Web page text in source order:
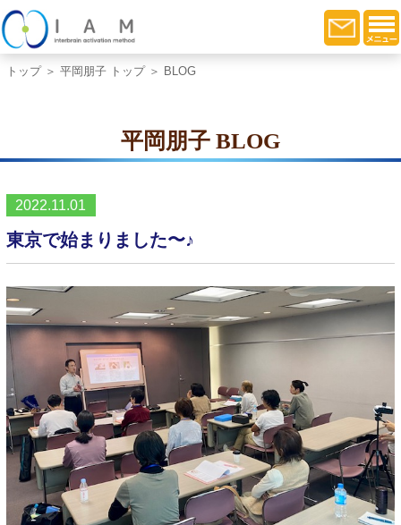
トップ＞ 平岡朋子 トップ＞ BLOG
平岡朋子 BLOG
2022.11.01
東京で始まりました〜♪